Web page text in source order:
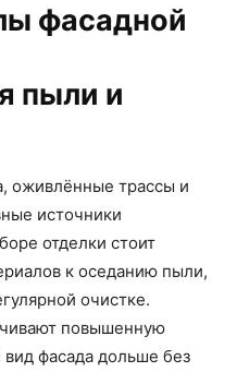
фасадной
пыли и
оживлённые трассы и
источники
отделки стоит
к оседанию пыли,
очистке.
повышенную
фасада дольше без